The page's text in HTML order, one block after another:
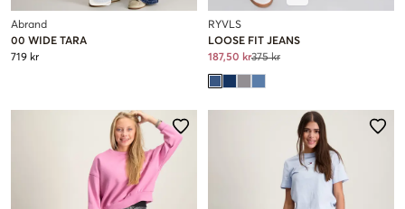
Abrand
00 WIDE TARA
719 kr
RYVLS
LOOSE FIT JEANS
187,50 kr375 kr